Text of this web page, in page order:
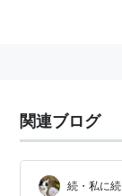
関連ブログ
続・私に